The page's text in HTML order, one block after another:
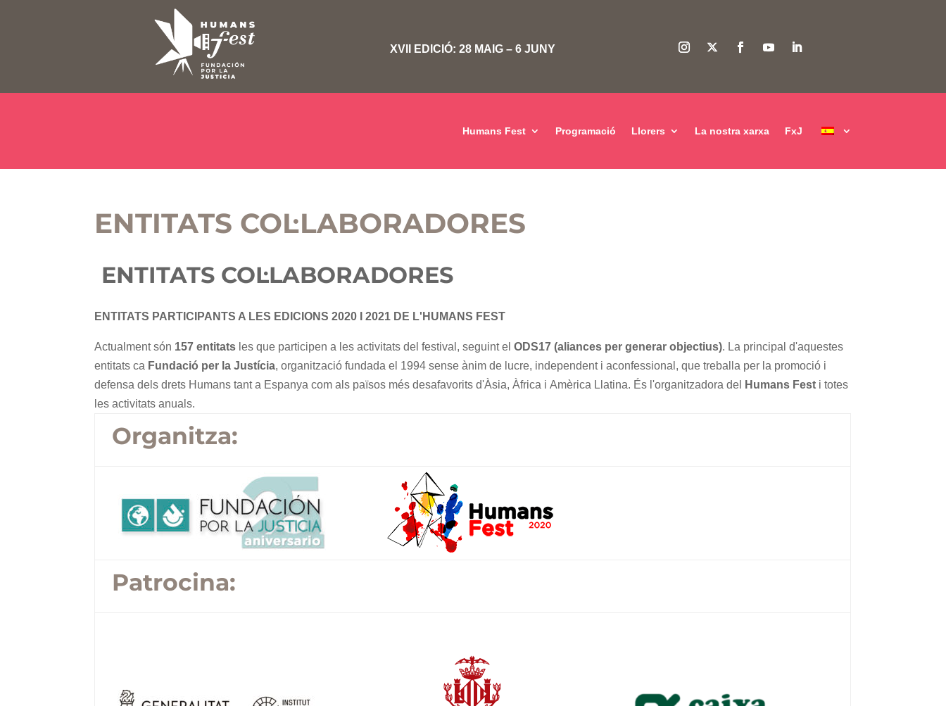
XVII EDICIÓ: 28 MAIG – 6 JUNY
Humans Fest Programació Llorers La nostra xarxa FxJ
ENTITATS COL·LABORADORES
ENTITATS COL·LABORADORES
ENTITATS PARTICIPANTS A LES EDICIONS 2020 I 2021 DE L'HUMANS FEST
Actualment són 157 entitats les que participen a les activitats del festival,seguint elODS17 (aliances per generar objectius). La principal d'aquestes
entitatsca Fundació per la Justícia, organització fundada el 1994 sense ànim de lucre, independent i aconfessional, que treballa per la promoció i
defensa dels drets Humans tant a Espanya com als països més desafavorits d'Àsia, Àfrica iAmèrica Llatina. És l'organitzadora del Humans Fest i totes
les activitats anuals.
Organitza:
Patrocina: